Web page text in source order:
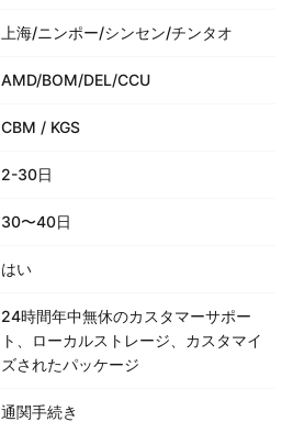
上海/ニンポー/シンセン/チンタオ
AMD/BOM/DEL/CCU
CBM / KGS
2-30日
30〜40日
はい
24時間年中無休のカスタマーサポー
ト、ローカルストレージ、カスタマイ
ズされたパッケージ
通関手続き